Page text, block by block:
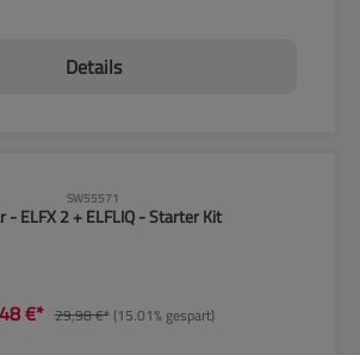
Details
SW55571
- ELFX 2 + ELFLIQ - Starter Kit
€* 29,98 €*(15.01% gespart)